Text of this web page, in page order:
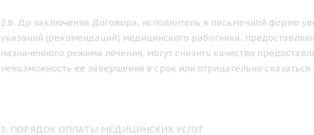
2.8. До заключения Договора, исполнитель в письменной форме
указаний (рекомендаций) медицинского работника,
назначенного режима лечения, могут снизить качество
невозможность ее завершения в срок или отрицательно сказаться
3. ПОРЯДОК ОПЛАТЫ МЕДИЦИНСКИХ УСЛУГ